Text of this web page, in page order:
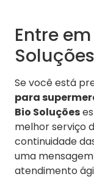
Entre
Soluções
Se você está
para
Bio Soluções
melhor serviço
continuidade
uma
atendimento